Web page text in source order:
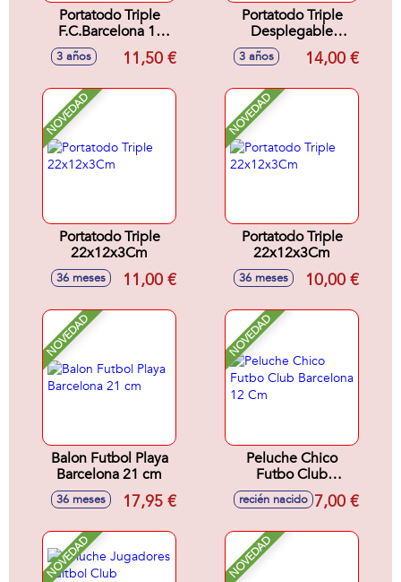
Portatodo Triple
F.C.Barcelona 1ª
Equip. 25/26
22x12x3 Cm
3 años 11,50 €
Portatodo Triple
Desplegable
F.C.Barcelona 1ª
Equip. 25/26
3 años 14,00 €
NOVEDAD
Portatodo Triple
22x12x3Cm
36 meses 11,00 €
NOVEDAD
Portatodo Triple
22x12x3Cm
36 meses 10,00 €
NOVEDAD
Balon Futbol Playa
Barcelona 21 cm
36 meses 17,95 €
NOVEDAD
Peluche Chico
Futbo Club
Barcelona 12 Cm
recién nacido 7,00 €
NOVEDAD NOVEDAD